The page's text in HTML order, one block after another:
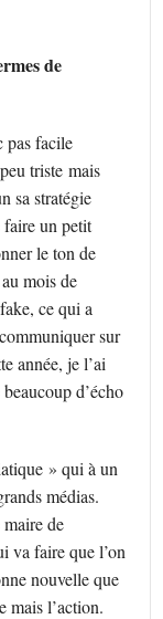
de
pas facile
triste mais
sa stratégie
faire un petit
le ton de
mois de
ce qui a
sur
année, je l’ai
d’écho
» qui à un
médias.
maire de
va faire que l’on
nouvelle que
mais l’action.